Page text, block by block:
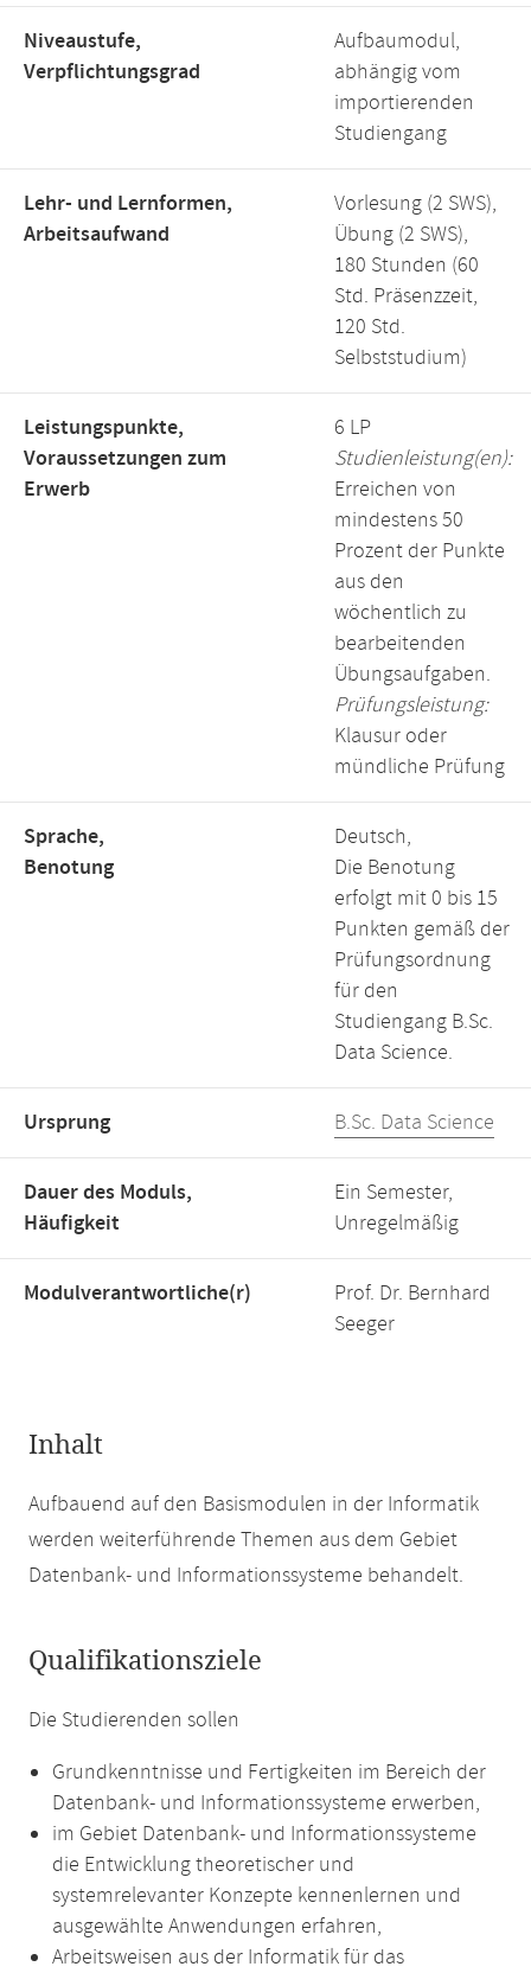
Niveaustufe,
Verpflichtungsgrad
Aufbaumodul,
abhängig vom
importierenden
Studiengang
Lehr- und Lernformen,
Arbeitsaufwand
Vorlesung (2 SWS),
Übung (2 SWS),
180 Stunden (60
Std. Präsenzzeit,
120 Std.
Selbststudium)
Leistungspunkte,
Voraussetzungen zum
Erwerb
6 LP
Studienleistung(en):
Erreichen von
mindestens 50
Prozent der Punkte
aus den
wöchentlich zu
bearbeitenden
Übungsaufgaben.
Prüfungsleistung:
Klausur oder
mündliche Prüfung
Sprache,
Benotung
Deutsch,
Die Benotung
erfolgt mit 0 bis 15
Punkten gemäß der
Prüfungsordnung
für den
Studiengang B.Sc.
Data Science.
Ursprung B.Sc. Data Science
Dauer des Moduls,
Häufigkeit
Ein Semester,
Unregelmäßig
Modulverantwortliche(r)
Prof. Dr. Bernhard
Seeger
Inhalt
Aufbauend auf den Basismodulen in der Informatik
werden weiterführende Themen aus dem Gebiet
Datenbank- und Informationssysteme behandelt.
Qualifikationsziele
Die Studierenden sollen
Grundkenntnisse und Fertigkeiten im Bereich der
Datenbank- und Informationssysteme erwerben,
im Gebiet Datenbank- und Informationssysteme
die Entwicklung theoretischer und
systemrelevanter Konzepte kennenlernen und
ausgewählte Anwendungen erfahren,
Arbeitsweisen aus der Informatik für das